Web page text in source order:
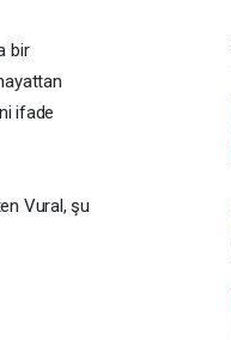
bir
ifade
Vural, şu